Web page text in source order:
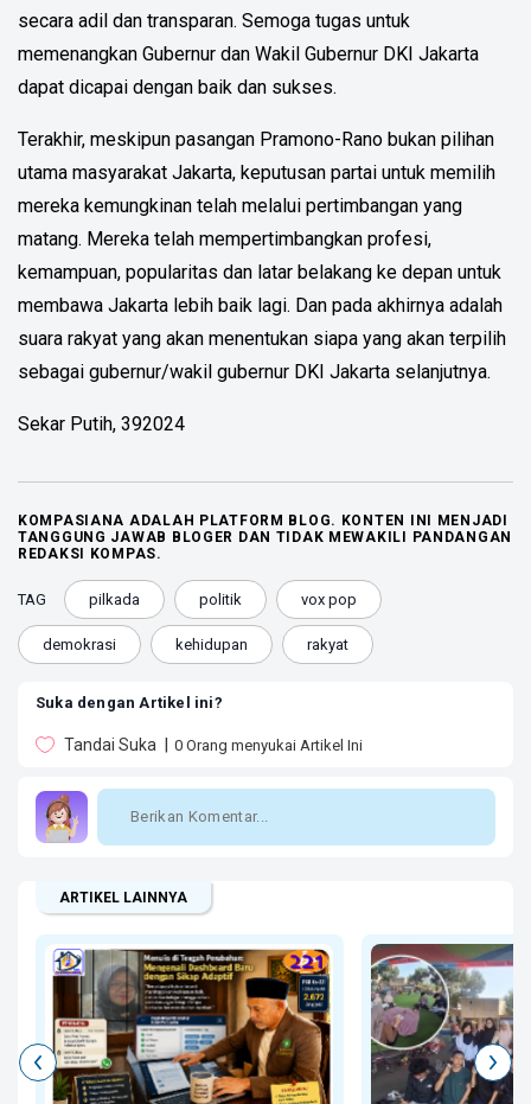
secara adil dan transparan. Semoga tugas untuk
memenangkan Gubernur dan Wakil Gubernur DKI Jakarta
dapat dicapai dengan baik dan sukses.
Terakhir, meskipun pasangan Pramono-Rano bukan pilihan
utama masyarakat Jakarta, keputusan partai untuk memilih
mereka kemungkinan telah melalui pertimbangan yang
matang. Mereka telah mempertimbangkan profesi,
kemampuan, popularitas dan latar belakang ke depan untuk
membawa Jakarta lebih baik lagi. Dan pada akhirnya adalah
suara rakyat yang akan menentukan siapa yang akan terpilih
sebagai gubernur/wakil gubernur DKI Jakarta selanjutnya.
Sekar Putih, 392024
KOMPASIANA ADALAH PLATFORM BLOG. KONTEN INI MENJADI
TANGGUNG JAWAB BLOGER DAN TIDAK MEWAKILI PANDANGAN
REDAKSI KOMPAS.
TAG pilkada politik vox pop
demokrasi kehidupan rakyat
Suka dengan Artikel ini?
Tandai Suka 0 Orang menyukai Artikel Ini
ARTIKEL LAINNYA